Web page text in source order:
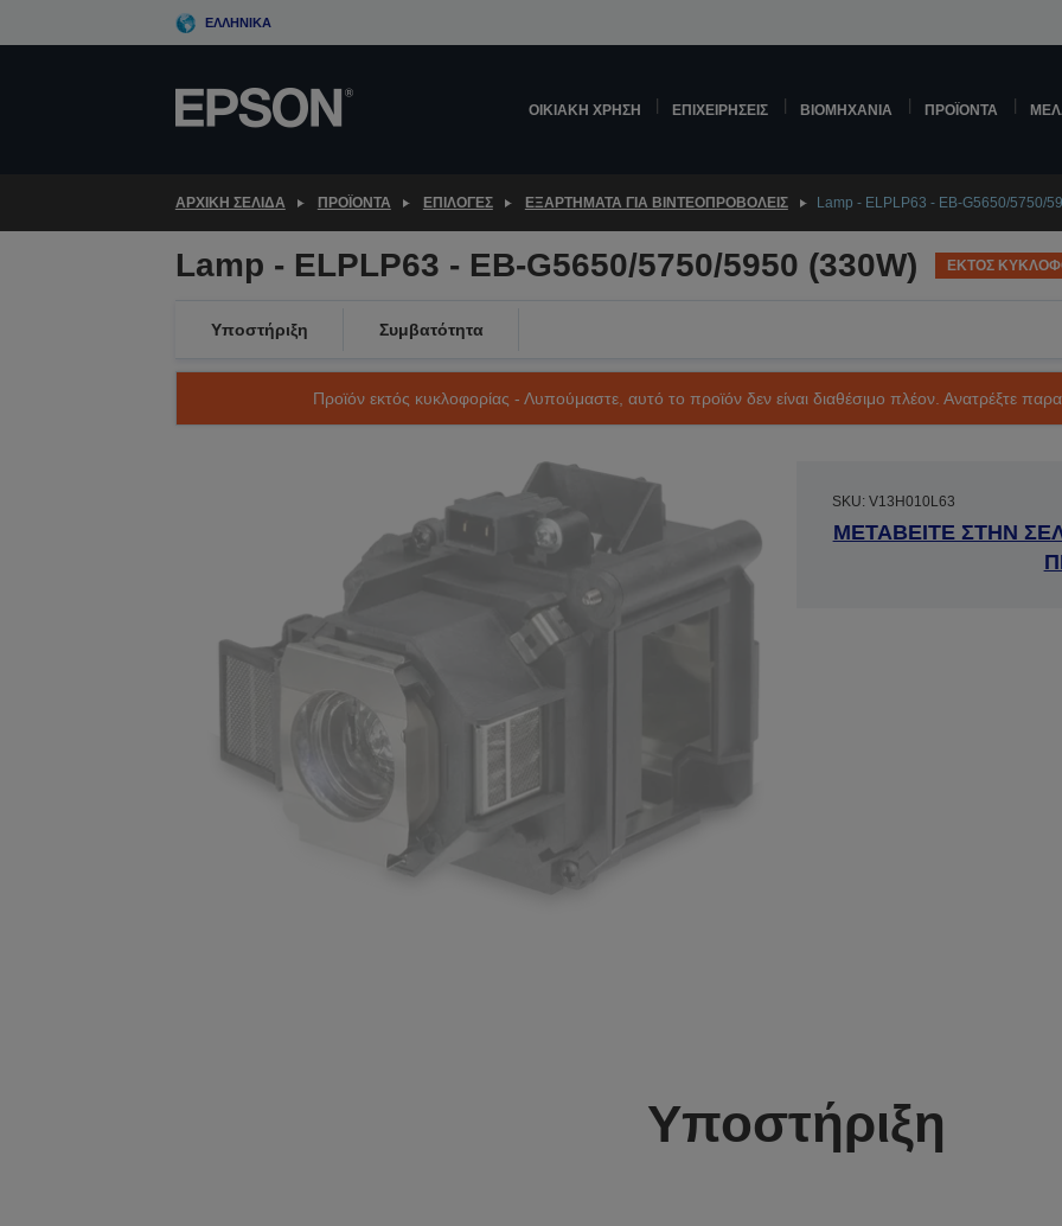
to
ΕΛΛΗΝΙΚΆ
ΟΙΚΙΑΚΉ ΧΡΉΣΗ ΕΠΙΧΕΙΡΉΣΕΙΣ ΒΙΟΜΗΧΑΝΊΑ ΠΡΟΪΌΝΤΑ
ΑΡΧΙΚΗ ΣΕΛΙΔΑ ΠΡΟΪΌΝΤΑ ΕΠΙΛΟΓΈΣ ΕΞΑΡΤΉΜΑΤΑ ΓΙΑ ΒΙΝΤΕΟΠΡΟΒΟΛΕΊΣ Lamp - ELPLP63 - EB-G5650/5750/
Lamp - ELPLP63 - EB-G5650/5750/5950 (330W) ΕΚΤΟΣ
Υποστήριξη Συμβατότητα
Προϊόν εκτός κυκλοφορίας - Λυπούμαστε, αυτό το προϊόν δεν είναι διαθέσιμο πλέον. Ανατρέξτε
SKU: V13H010L63
ΜΕΤΑΒΕΙΤΕ ΣΤΗΝ
Υποστήριξη